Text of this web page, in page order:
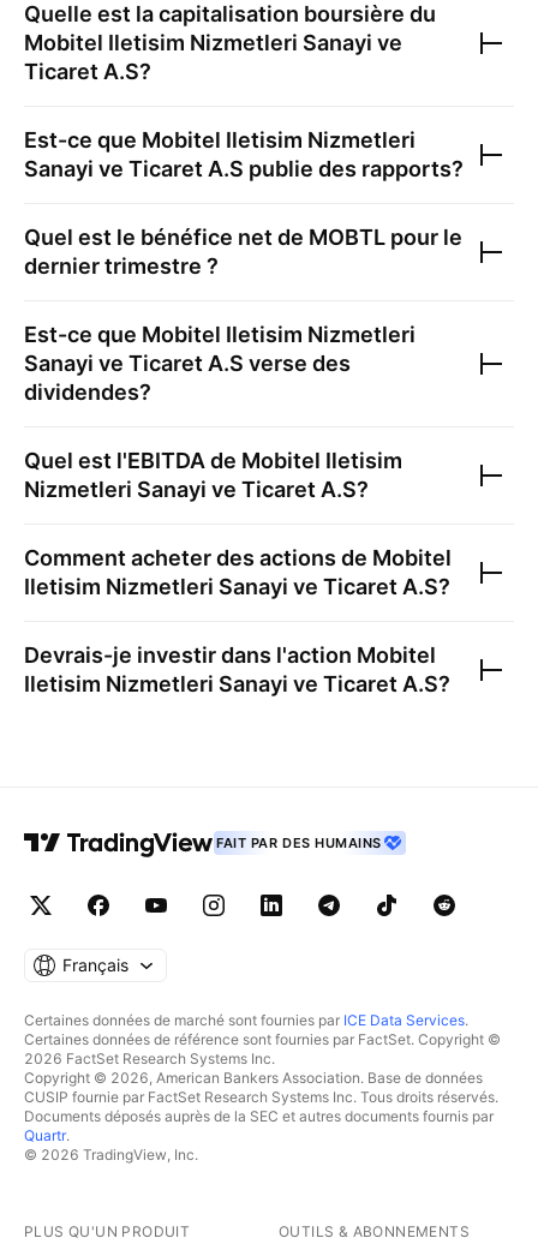
Quelle est la capitalisation boursière du
Mobitel Iletisim Nizmetleri Sanayi ve
Ticaret A.S?
Est-ce que Mobitel Iletisim Nizmetleri
Sanayi ve Ticaret A.S publie des rapports?
Quel est le bénéfice net de MOBTL pour le
dernier trimestre ?
Est-ce que Mobitel Iletisim Nizmetleri
Sanayi ve Ticaret A.S verse des
dividendes?
Quel est l'EBITDA de Mobitel Iletisim
Nizmetleri Sanayi ve Ticaret A.S?
Comment acheter des actions de Mobitel
Iletisim Nizmetleri Sanayi ve Ticaret A.S?
Devrais-je investir dans l'action Mobitel
Iletisim Nizmetleri Sanayi ve Ticaret A.S?
FAIT PAR DES HUMAINS
Français
Certaines données de marché sont fournies par ICE Data Services.
Certaines données de référence sont fournies par FactSet. Copyright ©
2026 FactSet Research Systems Inc.
Copyright © 2026, American Bankers Association. Base de données
CUSIP fournie par FactSet Research Systems Inc. Tous droits réservés.
Documents déposés auprès de la SEC et autres documents fournis par
Quartr.
© 2026 TradingView, Inc.
PLUS QU'UN PRODUIT OUTILS & ABONNEMENTS